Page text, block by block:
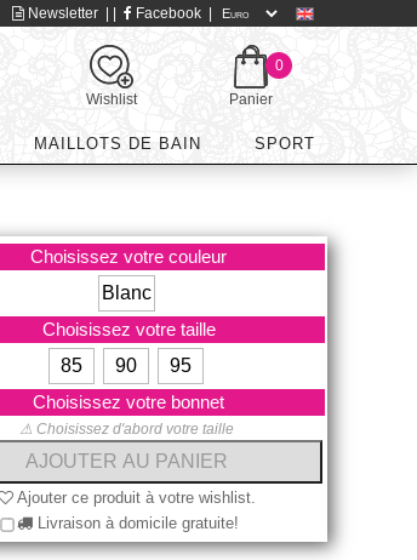
Newsletter Facebook
Wishlist
0
Panier
MAILLOTS DE BAIN SPORT
Choisissez votre couleur
Blanc
Choisissez votre taille
85
90
95
Choisissez votre bonnet
⚠ Choisissez d'abord votre taille
Ajouter ce produit à votre wishlist.
Livraison à domicile gratuite!